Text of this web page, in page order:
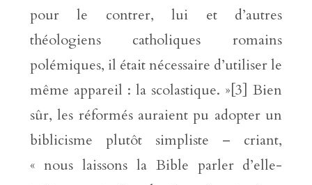
pour le contrer, lui et d’autres
théologiens catholiques romains
polémiques, il était nécessaire d’utiliser le
même appareil : la scolastique. »[3] Bien
sûr, les réformés auraient pu adopter un
biblicisme plutôt simpliste – criant,
« nous laissons la Bible parler d’elle-